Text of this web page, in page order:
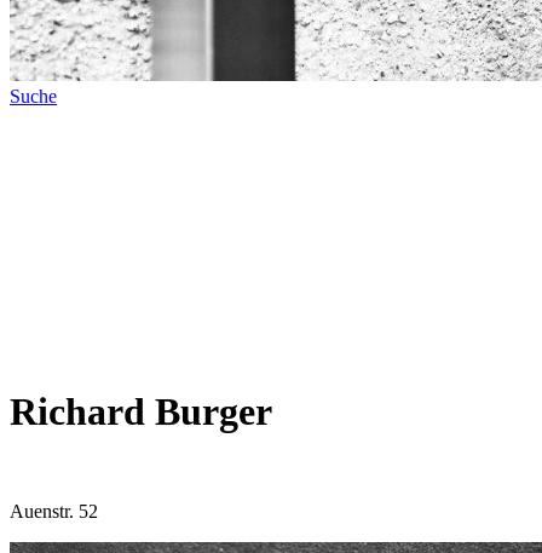
Suche
Richard Burger
Auenstr. 52